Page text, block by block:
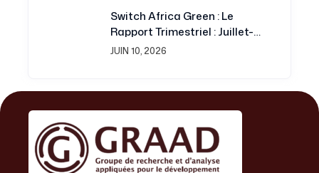
Switch Africa Green : Le
Rapport Trimestriel : Juillet-
Septembre 2016 Est
JUIN 10, 2026